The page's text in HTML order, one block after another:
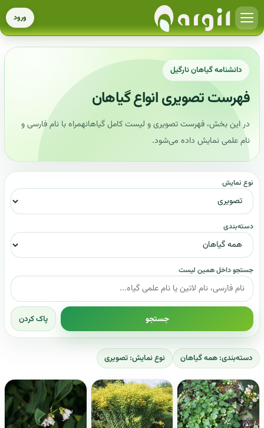
ورود
دانشنامه گیاهان نارگیل
فهرست تصویری انواع گیاهان
در این بخش، فهرست تصویری و لیست کامل گیاهانهمراه با نام فارسی و
نام علمی نمایش داده می‌شود.
نوع نمایش
دسته‌بندی
جستجو داخل همین لیست
جستجو پاک کردن
دسته‌بندی: همه گیاهان نوع نمایش: تصویری